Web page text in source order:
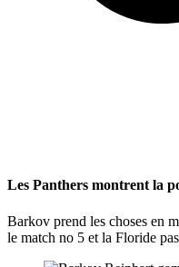
Les Panthers montrent la
Barkov prend les choses en
le match no 5 et la Floride